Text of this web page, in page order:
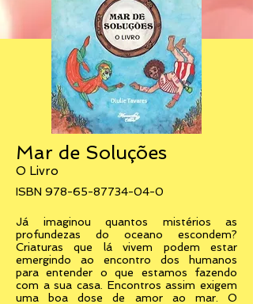
Mar de Soluções
O Livro
ISBN 978-65-87734-04-0
Já imaginou quantos mistérios as
profundezas do oceano escondem?
Criaturas que lá vivem podem estar
emergindo ao encontro dos humanos
para entender o que estamos fazendo
com a sua casa. Encontros assim exigem
uma boa dose de amor ao mar. O